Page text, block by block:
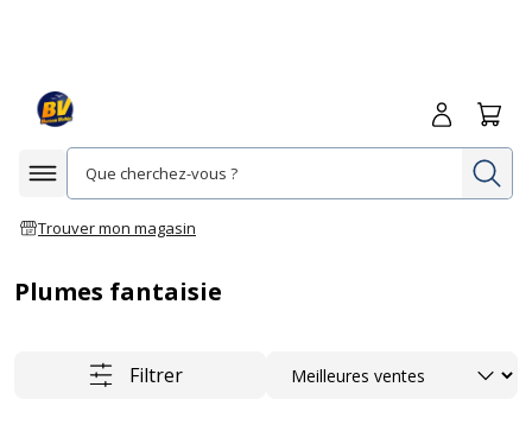
Afficher la navigation
Trouver mon magasin
Me
Plumes fantaisie
Filtrer Trier